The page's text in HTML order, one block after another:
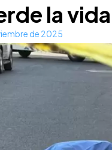
la
de 2025